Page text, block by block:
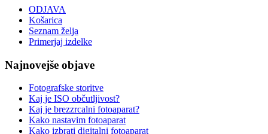
ODJAVA
Košarica
Seznam želja
Primerjaj izdelke
Najnovejše objave
Fotografske storitve
Kaj je ISO občutljivost?
Kaj je brezzrcalni fotoaparat?
Kako nastavim fotoaparat
Kako izbrati digitalni fotoaparat